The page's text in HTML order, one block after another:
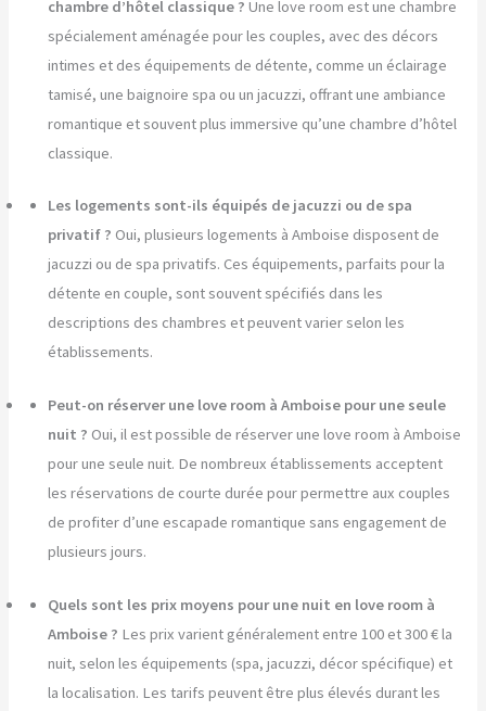
chambre d’hôtel classique ? Une love room est une chambre
spécialement aménagée pour les couples, avec des décors
intimes et des équipements de détente, comme un éclairage
tamisé, une baignoire spa ou un jacuzzi, offrant une ambiance
romantique et souvent plus immersive qu’une chambre d’hôtel
classique.
Les logements sont-ils équipés de jacuzzi ou de spa
privatif ? Oui, plusieurs logements à Amboise disposent de
jacuzzi ou de spa privatifs. Ces équipements, parfaits pour la
détente en couple, sont souvent spécifiés dans les
descriptions des chambres et peuvent varier selon les
établissements.
Peut-on réserver une love room à Amboise pour une seule
nuit ? Oui, il est possible de réserver une love room à Amboise
pour une seule nuit. De nombreux établissements acceptent
les réservations de courte durée pour permettre aux couples
de profiter d’une escapade romantique sans engagement de
plusieurs jours.
Quels sont les prix moyens pour une nuit en love room à
Amboise ? Les prix varient généralement entre 100 et 300 € la
nuit, selon les équipements (spa, jacuzzi, décor spécifique) et
la localisation. Les tarifs peuvent être plus élevés durant les